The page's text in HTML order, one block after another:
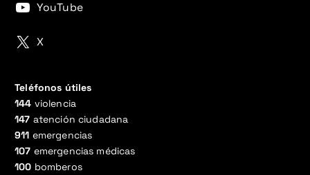
YouTube
X
Teléfonos útiles
144 violencia
147 atención ciudadana
911 emergencias
107 emergencias médicas
100 bomberos